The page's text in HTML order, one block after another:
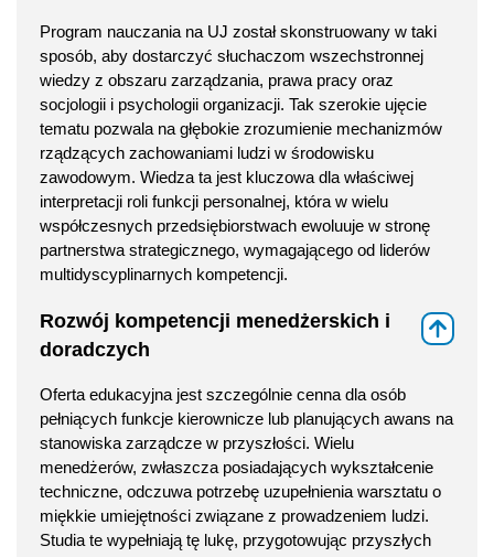
Program nauczania na UJ został skonstruowany w taki
sposób, aby dostarczyć słuchaczom wszechstronnej
wiedzy z obszaru zarządzania, prawa pracy oraz
socjologii i psychologii organizacji. Tak szerokie ujęcie
tematu pozwala na głębokie zrozumienie mechanizmów
rządzących zachowaniami ludzi w środowisku
zawodowym. Wiedza ta jest kluczowa dla właściwej
interpretacji roli funkcji personalnej, która w wielu
współczesnych przedsiębiorstwach ewoluuje w stronę
partnerstwa strategicznego, wymagającego od liderów
multidyscyplinarnych kompetencji.
Rozwój kompetencji menedżerskich i
doradczych
Oferta edukacyjna jest szczególnie cenna dla osób
pełniących funkcje kierownicze lub planujących awans na
stanowiska zarządcze w przyszłości. Wielu
menedżerów, zwłaszcza posiadających wykształcenie
techniczne, odczuwa potrzebę uzupełnienia warsztatu o
miękkie umiejętności związane z prowadzeniem ludzi.
Studia te wypełniają tę lukę, przygotowując przyszłych